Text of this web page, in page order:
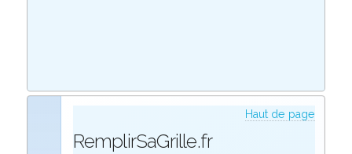
Haut de page
RemplirSaGrille.fr